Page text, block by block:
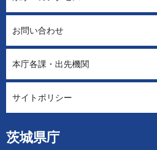
茨城県庁
お問い合わせ
本庁各課・出先機関
サイトポリシー